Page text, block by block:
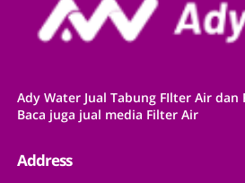
Ady Water Jual Tabung FIlter Air
Baca juga jual media Filter Air
Address